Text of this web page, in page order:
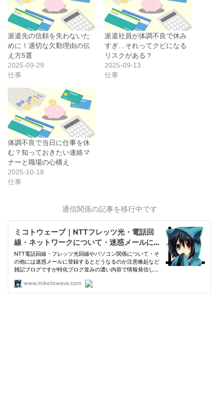
派遣先の信頼を失わないた
めに！適切な欠勤理由の伝
え方5選
2025-09-29
仕事
派遣社員が体調不良で休み
すぎ…それってクビになる
リスクがある？
2025-09-13
仕事
体調不良で当日に仕事を休
む？知っておきたい連絡マ
ナーと職場の心構え
2025-10-18
仕事
通信関係の記事を移行中です